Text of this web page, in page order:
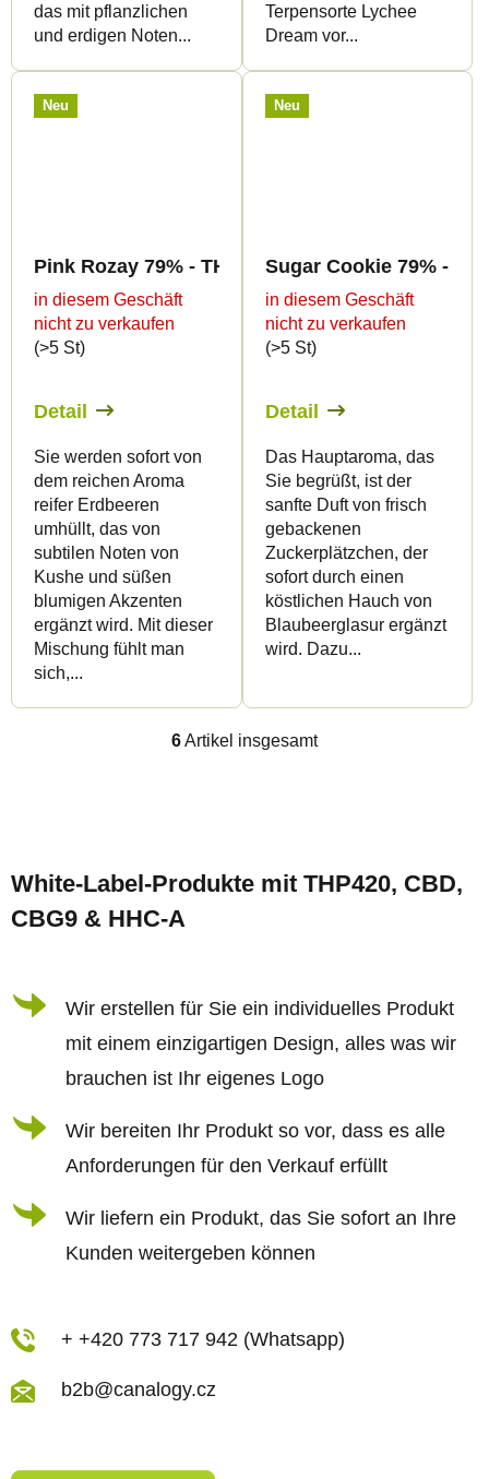
das mit pflanzlichen
und erdigen Noten...
Terpensorte Lychee
Dream vor...
Neu
Pink Rozay 79% - THC-B - Canapuff - Vape - 1ml
in diesem Geschäft
nicht zu verkaufen
(>5 St)
Detail
Sie werden sofort von
dem reichen Aroma
reifer Erdbeeren
umhüllt, das von
subtilen Noten von
Kushe und süßen
blumigen Akzenten
ergänzt wird. Mit dieser
Mischung fühlt man
sich,...
Neu
Sugar Cookie 79% -
in diesem Geschäft
nicht zu verkaufen
(>5 St)
Detail
Das Hauptaroma, das
Sie begrüßt, ist der
sanfte Duft von frisch
gebackenen
Zuckerplätzchen, der
sofort durch einen
köstlichen Hauch von
Blaubeerglasur ergänzt
wird. Dazu...
S
e
e
m
e
n
t
e
d
e
i
6Artikel insgesamt
u
ß
z
White-Label-Produkte mit THP420, CBD,
CBG9 & HHC-A
Wir erstellen für Sie ein individuelles Produkt
mit einem einzigartigen Design, alles was wir
brauchen ist Ihr eigenes Logo
Wir bereiten Ihr Produkt so vor, dass es alle
Anforderungen für den Verkauf erfüllt
Wir liefern ein Produkt, das Sie sofort an Ihre
Kunden weitergeben können
+ +420 773 717 942 (Whatsapp)
b2b@canalogy.cz